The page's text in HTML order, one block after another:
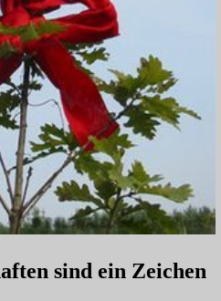
sind ein Zeichen